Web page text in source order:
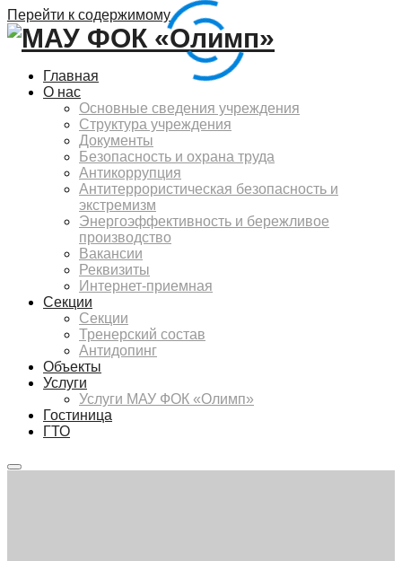
Перейти к содержимому
Главная
О нас
Основные сведения учреждения
Структура учреждения
Документы
Безопасность и охрана труда
Антикоррупция
Антитеррористическая безопасность и
экстремизм
Энергоэффективность и бережливое
производство
Вакансии
Реквизиты
Интернет-приемная
Секции
Секции
Тренерский состав
Антидопинг
Объекты
Услуги
Услуги МАУ ФОК «Олимп»
Гостиница
ГТО
Главное